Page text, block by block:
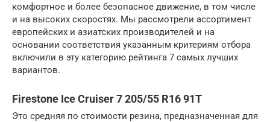
комфортное и более безопасное движение, в том числе
и на высоких скоростях. Мы рассмотрели ассортимент
европейских и азиатских производителей и на
основании соответствия указанным критериям отбора
включили в эту категорию рейтинга 7 самых лучших
вариантов.
Firestone Ice Cruiser 7 205/55 R16 91T
Это средняя по стоимости резина, предназначенная для